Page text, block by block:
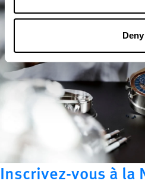
Deny
Inscrivez-vous à la